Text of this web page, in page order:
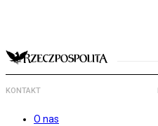
KONTAKT
O nas